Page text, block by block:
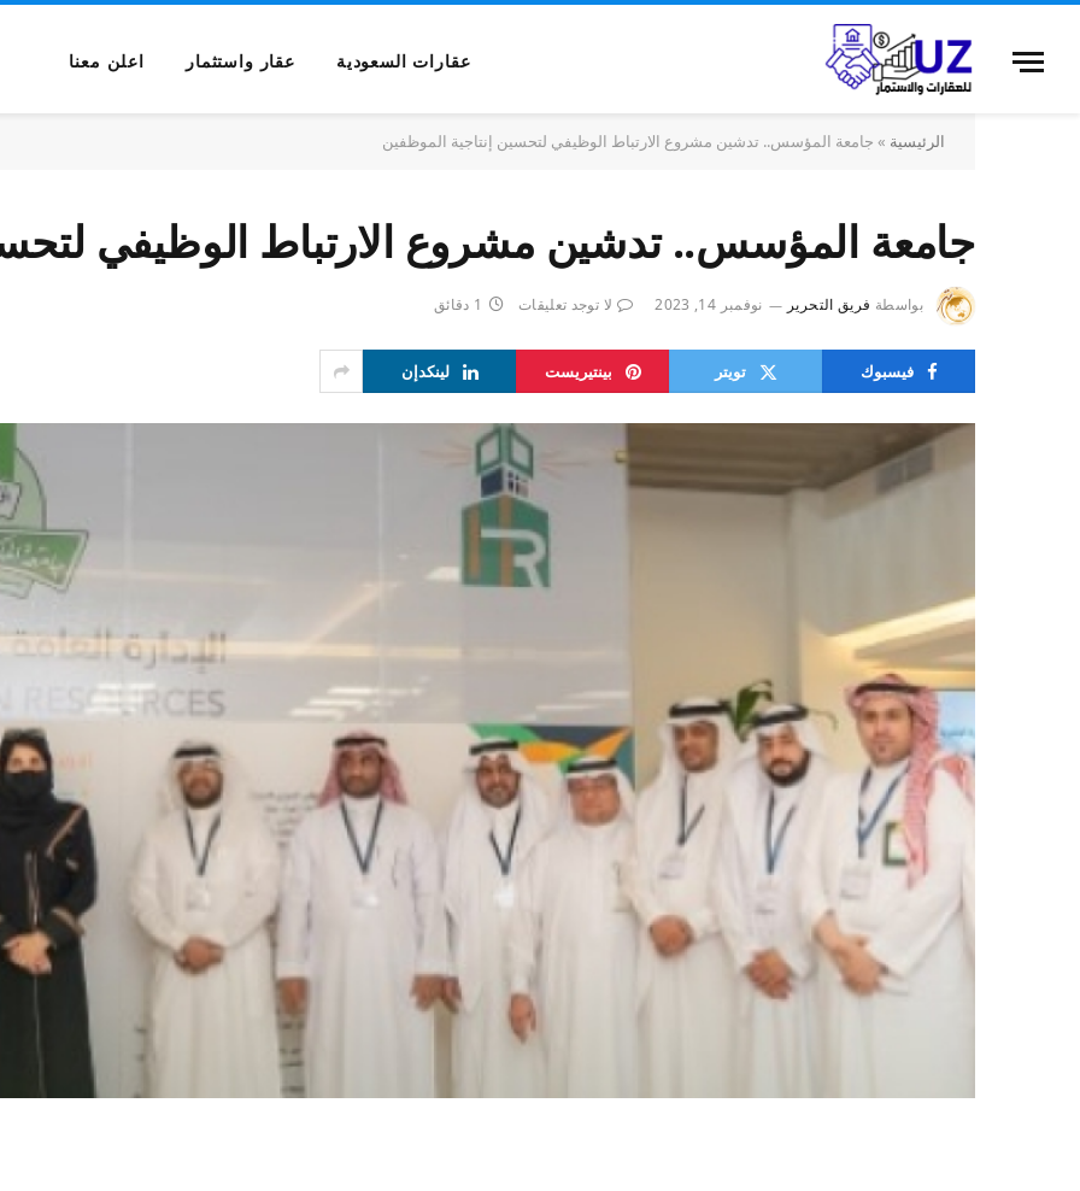
عقارات السعودية عقار واستثمار اعلن معنا
الرئيسية » جامعة المؤسس.. تدشين مشروع الارتباط الوظيفي لتحسين إنتاجية الموظفين
جامعة المؤسس.. تدشين مشروع الارتباط الوظيفي
بواسطة فريق التحرير نوفمبر 14, 2023 لا توجد تعليقات 1 دقائق
فيسبوك تويتر بينتيريست لينكدإن